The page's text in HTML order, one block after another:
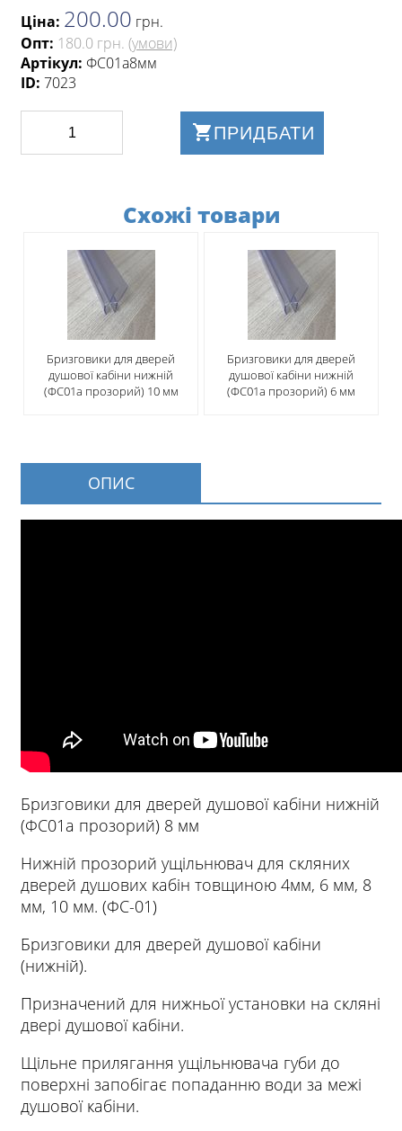
Ціна: 200.00 грн.
Опт: 180.0 грн. (умови)
Артікул: ФС01а8мм
ID: 7023
ПРИДБАТИ
Схожі товари
Бризговики для дверей
душової кабіни нижній
(ФС01а прозорий) 10 мм
Бризговики для дверей
душової кабіни нижній
(ФС01а прозорий) 6 мм
ОПИС
Бризговики для дверей душової кабіни нижній
(ФС01а прозорий) 8 мм
Нижній прозорий ущільнювач для скляних
дверей душових кабін товщиною 4мм, 6 мм, 8
мм, 10 мм. (ФС-01)
Бризговики для дверей душової кабіни
(нижній).
Призначений для нижньої установки на скляні
двері душової кабіни.
Щільне прилягання ущільнювача губи до
поверхні запобігає попаданню води за межі
душової кабіни.